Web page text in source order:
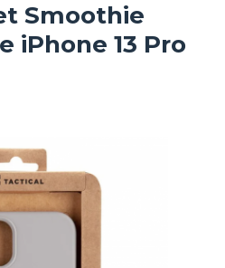
Smoothie
iPhone 13 Pro